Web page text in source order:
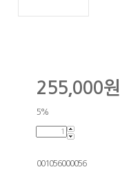
255,000원
5%
001056000056